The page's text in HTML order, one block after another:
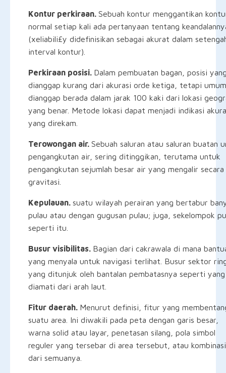
Kontur perkiraan. Sebuah kontur menggantikan
normal setiap kali ada pertanyaan tentang
(xeliabili£y didefinisikan sebagai akurat dalam
interval kontur).
Perkiraan posisi. Dalam pembuatan bagan, posisi
dianggap kurang dari akurasi orde ketiga, tetapi
dianggap berada dalam jarak 100 kaki dari lokasi
yang benar. Metode lokasi dapat menjadi indikasi
yang direkam.
Terowongan air. Sebuah saluran atau saluran buatan
pengangkutan air, sering ditinggikan, terutama untuk
pengangkutan sejumlah besar air yang mengalir secara
gravitasi.
Kepulauan. suatu wilayah perairan yang bertabur
pulau atau dengan gugusan pulau; juga, sekelompok
seperti itu.
Busur visibilitas. Bagian dari cakrawala di mana
yang menyala untuk navigasi terlihat. Busur sektor
yang ditunjuk oleh bantalan pembatasnya seperti yang
diamati dari arah laut.
Fitur daerah. Menurut definisi, fitur yang
suatu area. Ini diwakili pada peta dengan garis besar,
warna solid atau layar, penetasan silang, pola simbol
reguler yang tersebar di area tersebut, atau kombinasi
dari semuanya.